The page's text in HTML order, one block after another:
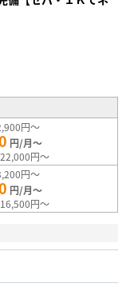
円～
円/月～
円～
円～
円/月～
円～